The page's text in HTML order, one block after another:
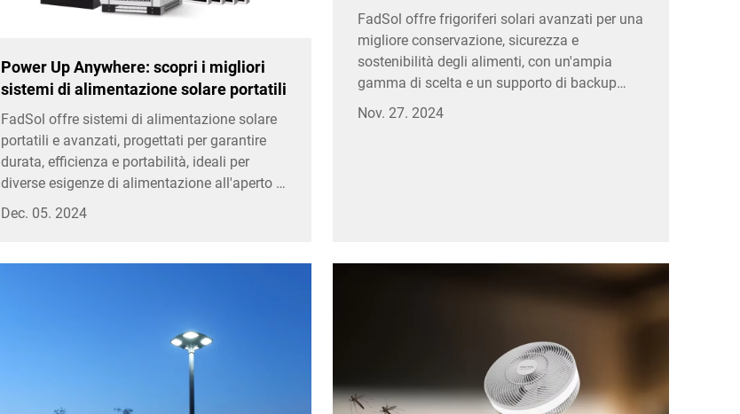
Power Up Anywhere: scopri i migliori
sistemi di alimentazione solare portatili
FadSol offre sistemi di alimentazione solare
portatili e avanzati, progettati per garantire
durata, efficienza e portabilità, ideali per
diverse esigenze di alimentazione all'aperto e
fuori dalla rete elettrica.
Dec. 05. 2024
FadSol offre frigoriferi solari avanzati per una
migliore conservazione, sicurezza e
sostenibilità degli alimenti, con un'ampia
gamma di scelta e un supporto di backup
completo.
Nov. 27. 2024